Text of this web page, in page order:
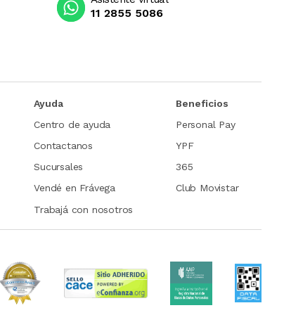
11 2855 5086
Ayuda
Centro de ayuda
Contactanos
Sucursales
Vendé en Frávega
Trabajá con nosotros
Beneficios
Personal Pay
YPF
365
Club Movistar